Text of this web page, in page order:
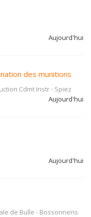
Aujourd'hui
des munitions
Cdmt Instr- Spiez
Aujourd'hui
Aujourd'hui
de Bulle - Bossonnens